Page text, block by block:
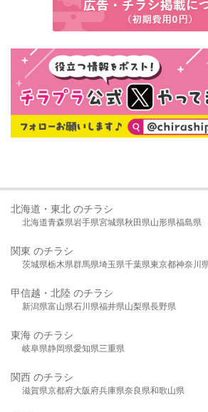
北海道・東北 のチラシ
北海道青森県岩手県宮城県秋田県山形県福島県
関東 のチラシ
茨城県栃木県群馬県埼玉県千葉県東京都神奈川
甲信越・北陸 のチラシ
新潟県富山県石川県福井県山梨県長野県
東海 のチラシ
岐阜県静岡県愛知県三重県
関西 のチラシ
滋賀県京都府大阪府兵庫県奈良県和歌山県